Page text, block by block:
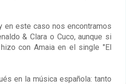
en este caso nos encontramos
& Clara o Cuco, aunque si
con Amaia en el single "El
en la música española: tanto